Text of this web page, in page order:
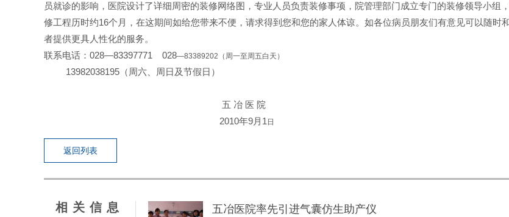
员就诊的影响，医院设计了详细周密的装修网络图，专业人员负责装修事项，院管理部门成立专门的装修领导小
修工程历时约16个月，在这期间如给您带来不便，请求得到您和您的家人体谅。如各位病员朋友们有意见可以随
者提供更具人性化的服务。
联系电话：028—83397771 028—83389202（周一至周五白天）
13982038195 （周六、周日及节假日）
五 冶 医 院
2010年9月1 日
返回列表
相关信息 五冶医院率先引进气囊仿生助产仪